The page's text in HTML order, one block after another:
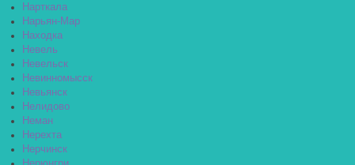
Нарткала
Нарьян-Мар
Находка
Невель
Невельск
Невинномысск
Невьянск
Нелидово
Неман
Нерехта
Нерчинск